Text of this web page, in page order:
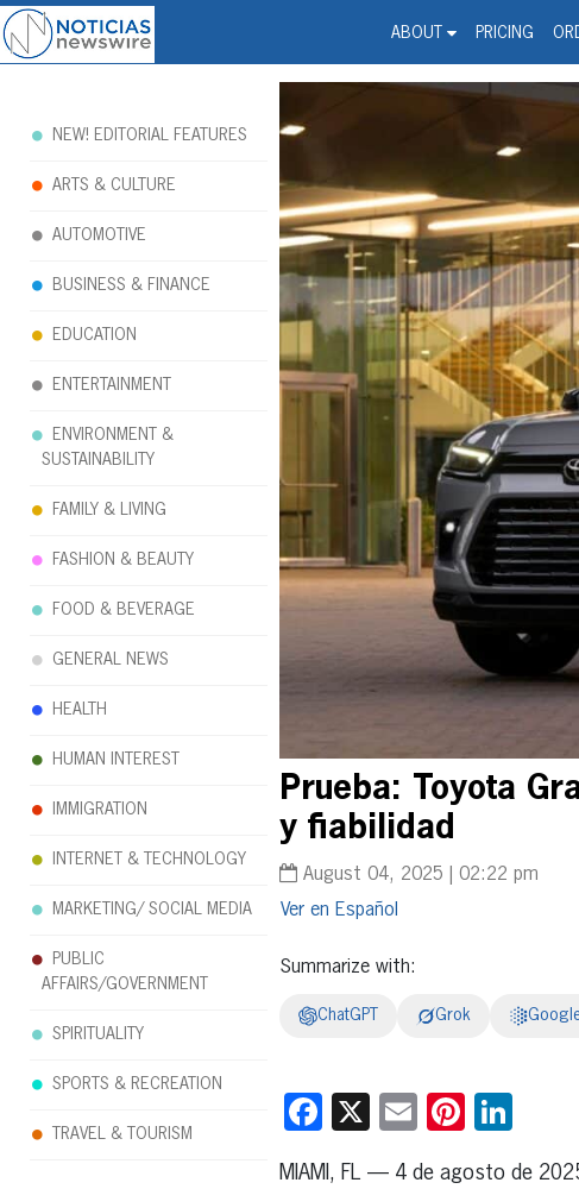
ABOUT PRICING
Noticias Newswire -
Prueba: Toyota
y fiabilidad
August 04, 2025 | 02:22 pm
Español
Summarize with:
ChatGPT Grok
Facebook
X Email
MIAMI, FL — 4 de agosto de
NEW! EDITORIAL FEATURES
ARTS & CULTURE
AUTOMOTIVE
BUSINESS & FINANCE
EDUCATION
ENTERTAINMENT
ENVIRONMENT &
SUSTAINABILITY
FAMILY & LIVING
FASHION & BEAUTY
FOOD & BEVERAGE
GENERAL NEWS
HEALTH
HUMAN INTEREST
IMMIGRATION
INTERNET & TECHNOLOGY
MARKETING/ SOCIAL MEDIA
PUBLIC
AFFAIRS/GOVERNMENT
SPIRITUALITY
SPORTS & RECREATION
TRAVEL & TOURISM